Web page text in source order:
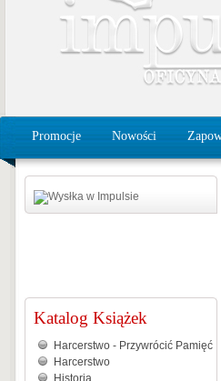
Promocje Nowości
Katalog Książek
Harcerstwo - Przywrócić Pamięć
Harcerstwo
Historia